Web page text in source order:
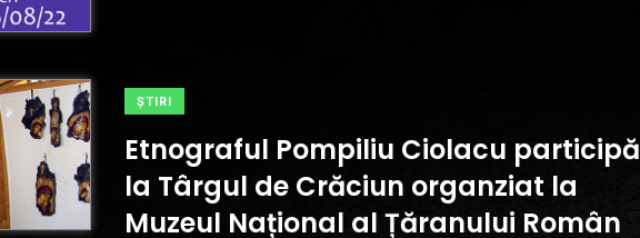
ŞTIRI
Etnograful Pompiliu Ciolacu participă
la Târgul de Crăciun organziat la
Muzeul Național al Țăranului Român